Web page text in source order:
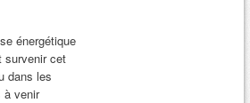
énergétique
survenir cet
dans les
à venir